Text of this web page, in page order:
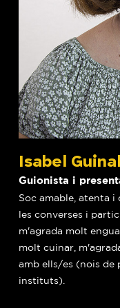
Isabel
Guionista i
Soc amable, atenta
les converses i
m'agrada molt
molt cuinar,
amb ells/es (nois de
instituts).